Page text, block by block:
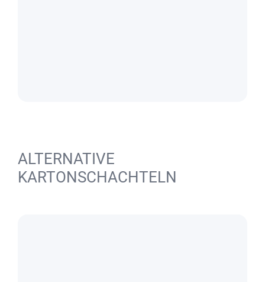
ALTERNATIVE
KARTONSCHACHTELN